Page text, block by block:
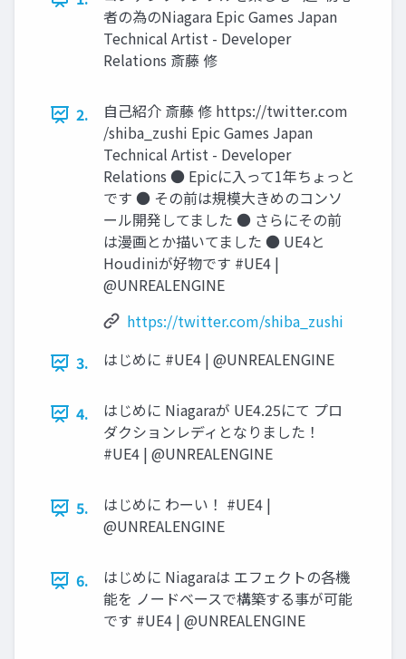
者の為のNiagara Epic Games Japan
Technical Artist - Developer
Relations 斎藤 修
2.
自己紹介 斎藤 修 https://twitter.com
/shiba_zushi Epic Games Japan
Technical Artist - Developer
Relations ● Epicに入って1年ちょっと
です ● その前は規模大きめのコンソ
ール開発してました ● さらにその前
は漫画とか描いてました ● UE4と
Houdiniが好物です #UE4 |
@UNREALENGINE
https://twitter.com/shiba_zushi
3.
はじめに #UE4 | @UNREALENGINE
4.
はじめに Niagaraが UE4.25にて プロ
ダクションレディとなりました！
#UE4 | @UNREALENGINE
5.
はじめに わーい！ #UE4 |
@UNREALENGINE
6.
はじめに Niagaraは エフェクトの各機
能を ノードベースで構築する事が可能
です #UE4 | @UNREALENGINE